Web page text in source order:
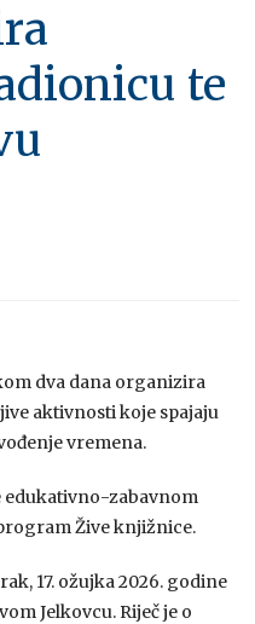
te
dva dana organizira
aktivnosti koje spajaju
vremena.
edukativno-zabavnom
Žive knjižnice.
17. ožujka 2026. godine
Jelkovcu. Riječ je o